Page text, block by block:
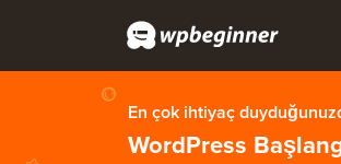
En çok ihtiyaç
WordPress